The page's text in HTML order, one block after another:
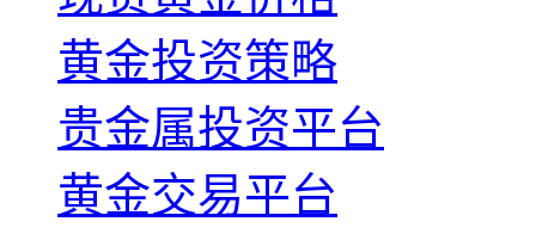
黄金投资策略
贵金属投资平台
黄金交易平台